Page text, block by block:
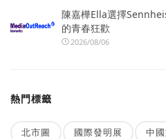
陳嘉樺Ella選擇
的青春狂歡
2026/08/06
熱門標籤
北市圖 國際發明展 中